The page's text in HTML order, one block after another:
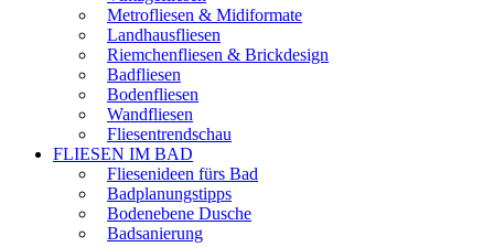
Metrofliesen & Midiformate
Landhausfliesen
Riemchenfliesen & Brickdesign
Badfliesen
Bodenfliesen
Wandfliesen
Fliesentrendschau
FLIESEN IM BAD
Fliesenideen fürs Bad
Badplanungstipps
Bodenebene Dusche
Badsanierung